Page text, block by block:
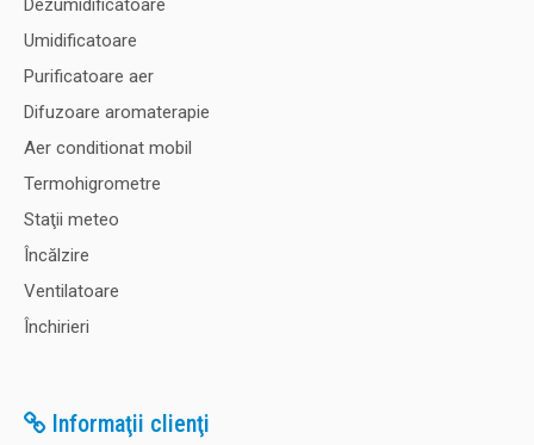
Dezumidificatoare
Umidificatoare
Purificatoare aer
Difuzoare aromaterapie
Aer conditionat mobil
Termohigrometre
Staţii meteo
Încălzire
Ventilatoare
Închirieri
Informaţii clienţi